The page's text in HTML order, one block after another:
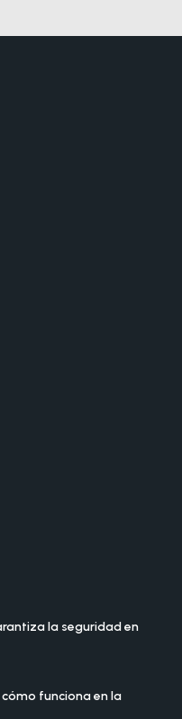
la seguridad en
cómo funciona en la